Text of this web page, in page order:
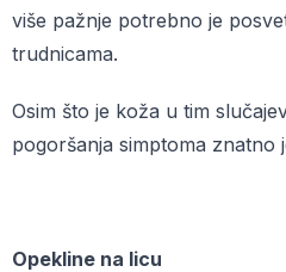
više pažnje potrebno je
trudnicama.
Osim što je koža u tim
pogoršanja simptoma znatno
Opekline na licu